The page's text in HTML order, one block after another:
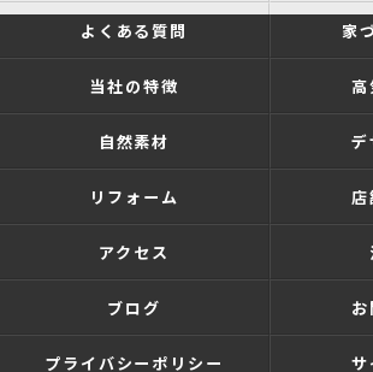
よくある質問 家
当社の特徴 高
自然素材 デ
リフォーム 店
アクセス
ブログ
プライバシーポリシー サ